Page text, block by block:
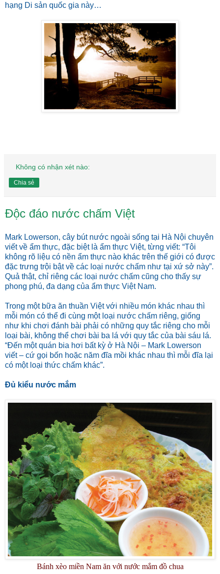
hạng Di sản quốc gia này…
Không có nhận xét nào:
Chia sẻ
Độc đáo nước chấm Việt
Mark Lowerson, cây bút nước ngoài sống tại Hà Nội chuyên
viết về ẩm thực, đặc biệt là ẩm thực Việt, từng viết: “Tôi
không rõ liệu có nền ẩm thực nào khác trên thế giới có được
đặc trưng trội bật về các loại nước chấm như tại xứ sở này”.
Quả thật, chỉ riêng các loại nước chấm cũng cho thấy sự
phong phú, đa dạng của ẩm thực Việt Nam.
Trong một bữa ăn thuần Việt với nhiều món khác nhau thì
mỗi món có thể đi cùng một loại nước chấm riêng, giống
như khi chơi đánh bài phải có những quy tắc riêng cho mỗi
loại bài, không thể chơi bài ba lá với quy tắc của bài sáu lá.
“Đến một quán bia hơi bất kỳ ở Hà Nội – Mark Lowerson
viết – cứ gọi bốn hoặc năm đĩa mồi khác nhau thì mỗi đĩa lại
có một loại thức chấm khác”.
Đủ kiểu nước mắm
Bánh xèo miền Nam ăn với nước mắm đồ chua